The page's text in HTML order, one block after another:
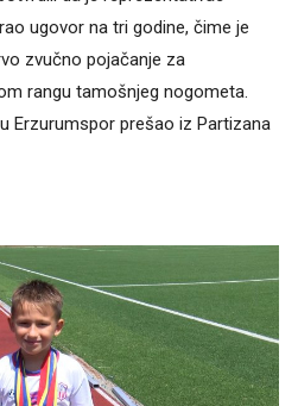
ugovor na tri godine, čime je
zvučno pojačanje za
rangu tamošnjeg nogometa.
Erzurumspor prešao iz Partizana